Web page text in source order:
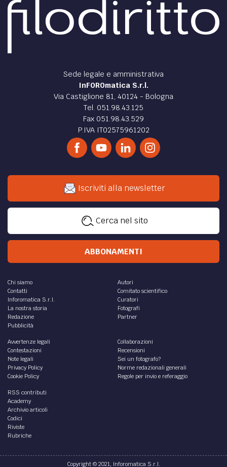
Sede legale e amministrativa
InFOROmatica S.r.l.
Via Castiglione 81, 40124 - Bologna
Tel. 051.98.43.125
Fax 051.98.43.529
P.IVA IT02575961202
Iscriviti alla newsletter
Cerca nel sito
ABBONAMENTI
Chi siamo
Contatti
Inforomatica S.r.l.
La nostra storia
Redazione
Pubblicità
Autori
Comitato scientifico
Curatori
Fotografi
Partner
Avvertenze legali
Contestazioni
Note legali
Privacy Policy
Cookie Policy
Collaborazioni
Recensioni
Sei un fotografo?
Norme redazionali generali
Regole per invio e referaggio
RSS contributi
Academy
Archivio articoli
Codici
Riviste
Rubriche
Copyright © 2021, Inforomatica S.r.l.